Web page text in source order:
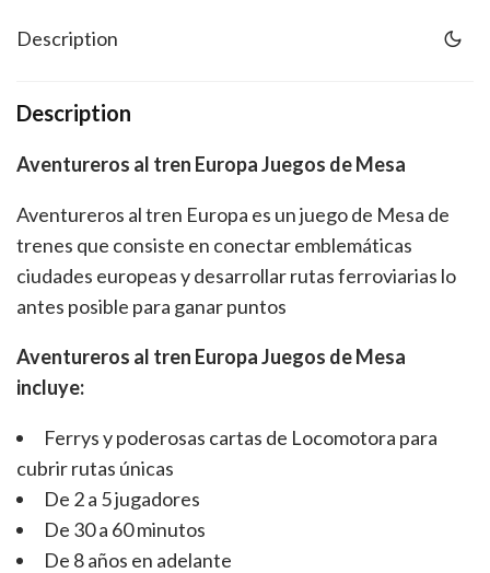
Description
Description
Aventureros al tren Europa Juegos de Mesa
Aventureros al tren Europa es un juego de Mesa de
trenes que consiste en conectar emblemáticas
ciudades europeas y desarrollar rutas ferroviarias lo
antes posible para ganar puntos
Aventureros al tren EuropaJuegos de Mesa
incluye:
Ferrys y poderosas cartas de Locomotora para
cubrir rutas únicas
De 2 a 5 jugadores
De 30 a 60 minutos
De 8 años en adelante